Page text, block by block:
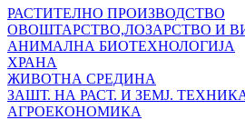
РАСТИТЕЛНО ПРОИЗВОДСТВО
ОВОШТАРСТВО,ЛОЗАРСТВО И
АНИМАЛНА БИОТЕХНОЛОГИЈА
ХРАНА
ЖИВОТНА СРЕДИНА
ЗАШТ. НА РАСТ. И ЗЕМЈ.
АГРОЕКОНОМИКА